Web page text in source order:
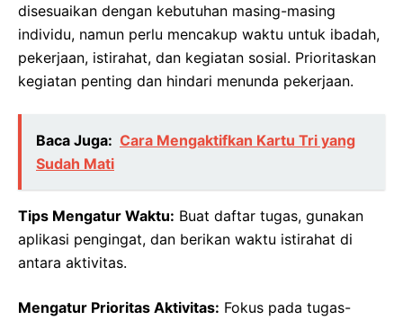
disesuaikan dengan kebutuhan masing-masing
individu, namun perlu mencakup waktu untuk ibadah,
pekerjaan, istirahat, dan kegiatan sosial. Prioritaskan
kegiatan penting dan hindari menunda pekerjaan.
Baca Juga: Cara Mengaktifkan Kartu Tri yang
Sudah Mati
Tips Mengatur Waktu: Buat daftar tugas, gunakan
aplikasi pengingat, dan berikan waktu istirahat di
antara aktivitas.
Mengatur Prioritas Aktivitas: Fokus pada tugas-